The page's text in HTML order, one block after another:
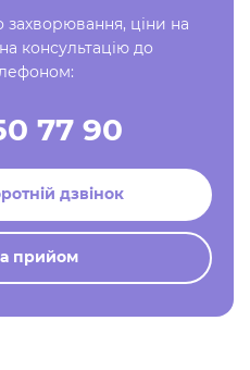
захворювання, ціни на
консультацію до
77 90
дзвінок
прийом